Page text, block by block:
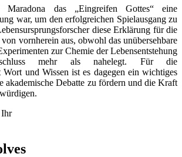
das „Eingreifen Gottes“ eine
war, um den erfolgreichen Spielausgang zu
diese Erklärung für die
vornherein aus, obwohl das unübersehbare
zur Chemie der Lebensentstehung
mehr als nahelegt. Für die
Wort und Wissen ist es dagegen ein wichtiges
akademische Debatte zu fördern und die Kraft
Ihr